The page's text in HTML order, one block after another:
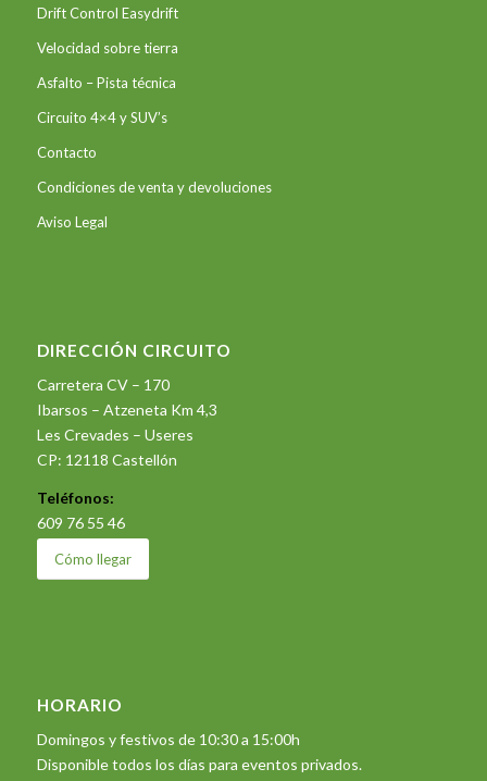
Drift Control Easydrift
Velocidad sobre tierra
Asfalto – Pista técnica
Circuito 4×4 y SUV’s
Contacto
Condiciones de venta y devoluciones
Aviso Legal
DIRECCIÓN CIRCUITO
Carretera CV – 170
Ibarsos – Atzeneta Km 4,3
Les Crevades – Useres
CP: 12118 Castellón
Teléfonos:
609 76 55 46
Cómo llegar
HORARIO
Domingos y festivos de 10:30 a 15:00h
Disponible todos los días para eventos privados.